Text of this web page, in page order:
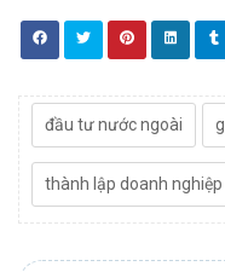
CHIA
SẺ
BÀI
VIẾT:
Thẻ
liên
quan:
đầu tư nước ngoài
thành lập doanh nghiệp